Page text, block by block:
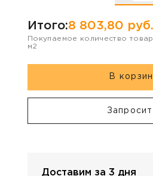
Итого:8 803,80 руб.
Покупаемое количество
м2
В
Доставим за 3 дня